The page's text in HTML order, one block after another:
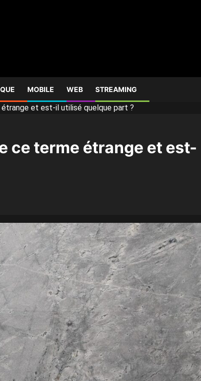
MOBILE WEB STREAMING
et est-il utilisé quelque part ?
ce terme étrange et est-